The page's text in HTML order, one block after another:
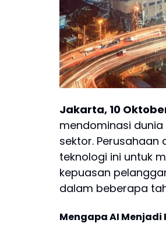
Jakarta, 10
mendominasi
sektor.
teknologi ini untuk
kepuasan
dalam beberapa
Mengapa AI Menjadi